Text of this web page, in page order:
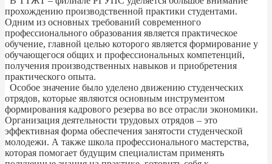
прохождению производственной практики студентами.
Одним из основных требований современного
профессионального образования является практическое
обучение, главной целью которого является формирование у
обучающегося общих и профессиональных компетенций,
получения производственных навыков и приобретения
практического опыта.
Особое значение было уделено движению студенческих
отрядов, которые являются основным инструментом
формирования кадрового резерва во все отрасли экономики.
Организация деятельности трудовых отрядов – это
эффективная форма обеспечения занятости студенческой
молодежи. А также школа профессионального мастерства,
которая помогает будущим специалистам применять